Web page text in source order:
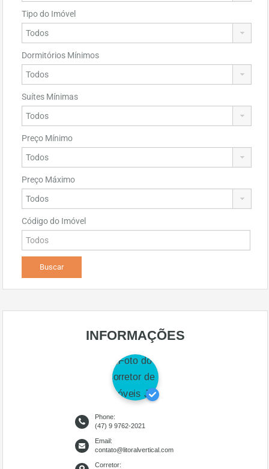
Tipo do Imóvel
Dormitórios Mínimos
Suítes Mínimas
Preço Mínimo
Preço Máximo
Código do Imóvel
INFORMAÇÕES
Phone:
(47) 9 9762-2021
Email:
contato@litoralvertical.com
Corretor: